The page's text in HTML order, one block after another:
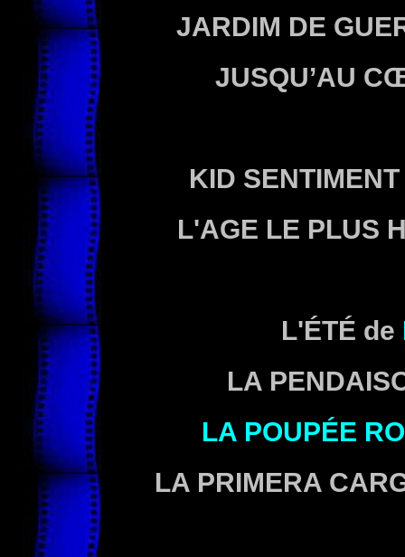
JARDIM DE
JUSQU’AU
KID
L'AGE LE PLUS
L'ÉTÉ de
LA
LA POUPÉE
LA PRIMERA